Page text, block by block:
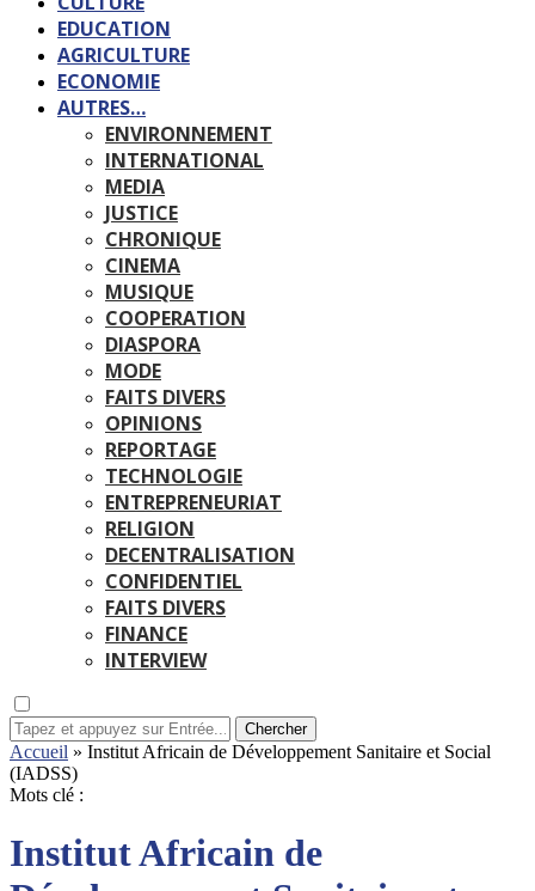
EDUCATION
AGRICULTURE
ECONOMIE
AUTRES…
ENVIRONNEMENT
INTERNATIONAL
MEDIA
JUSTICE
CHRONIQUE
CINEMA
MUSIQUE
COOPERATION
DIASPORA
MODE
FAITS DIVERS
OPINIONS
REPORTAGE
TECHNOLOGIE
ENTREPRENEURIAT
RELIGION
DECENTRALISATION
CONFIDENTIEL
FAITS DIVERS
FINANCE
INTERVIEW
Chercher
Accueil » Institut Africain de Développement Sanitaire et Social
(IADSS)
Mots clé :
Institut Africain de